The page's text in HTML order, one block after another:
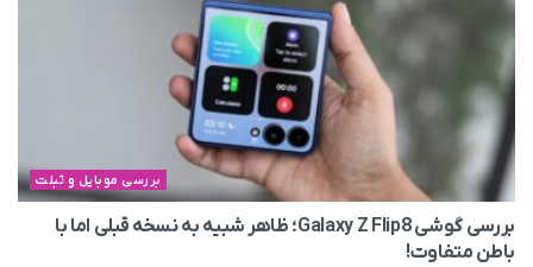
بررسی موبایل و تبلت
بررسی گوشی Galaxy Z Flip8؛ ظاهر شبیه به نسخه قبلی اما با
باطن متفاوت!